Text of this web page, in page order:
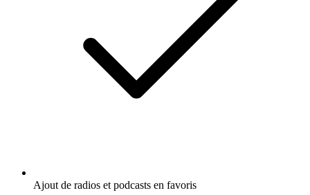
Ajout de radios et podcasts en favoris